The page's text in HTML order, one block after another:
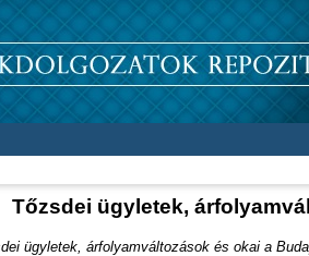
Tőzsdei ügyletek,
ügyletek, árfolyamváltozások és okai a